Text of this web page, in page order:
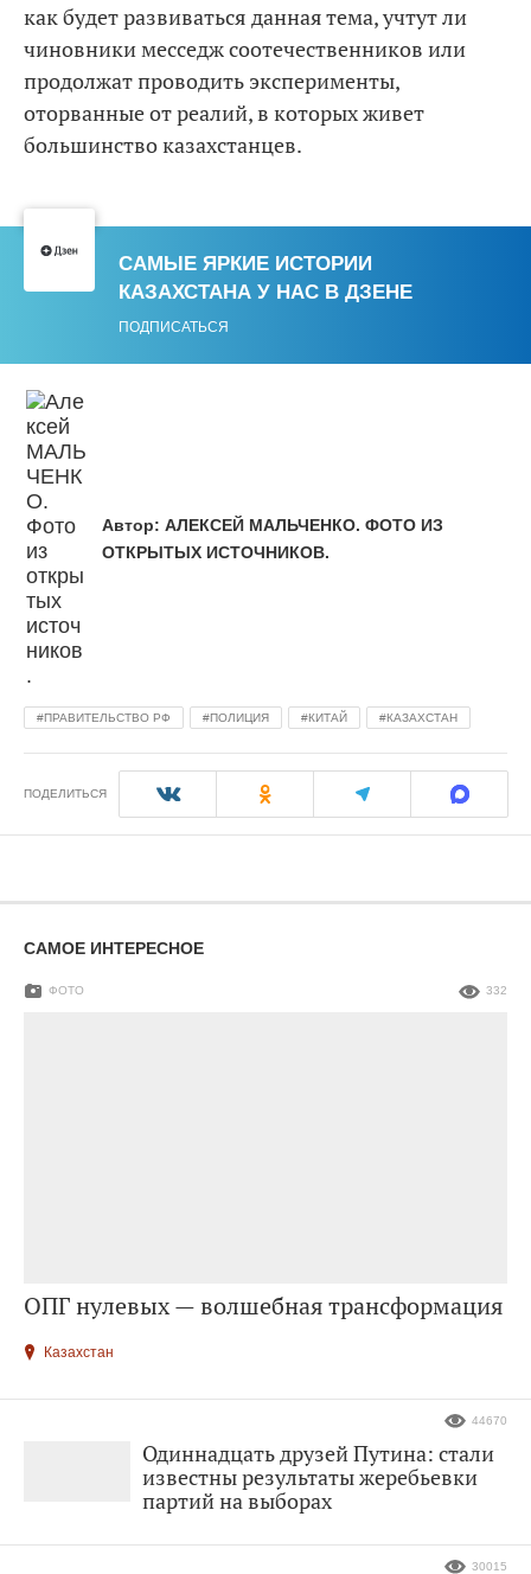
как будет развиваться данная тема, учтут ли
чиновники месседж соотечественников или
продолжат проводить эксперименты,
оторванные от реалий, в которых живет
большинство казахстанцев.
САМЫЕ ЯРКИЕ ИСТОРИИ
КАЗАХСТАНА У НАС В ДЗЕНЕ
ПОДПИСАТЬСЯ
Автор: АЛЕКСЕЙ МАЛЬЧЕНКО. ФОТО ИЗ
ОТКРЫТЫХ ИСТОЧНИКОВ.
ПРАВИТЕЛЬСТВО РФ ПОЛИЦИЯ КИТАЙ КАЗАХСТАН
ПОДЕЛИТЬСЯ
САМОЕ ИНТЕРЕСНОЕ
ОПГ нулевых — волшебная трансформация
ФОТО 332
Казахстан
Одиннадцать друзей Путина: стали
известны результаты жеребьевки
партий на выборах
44670
30015